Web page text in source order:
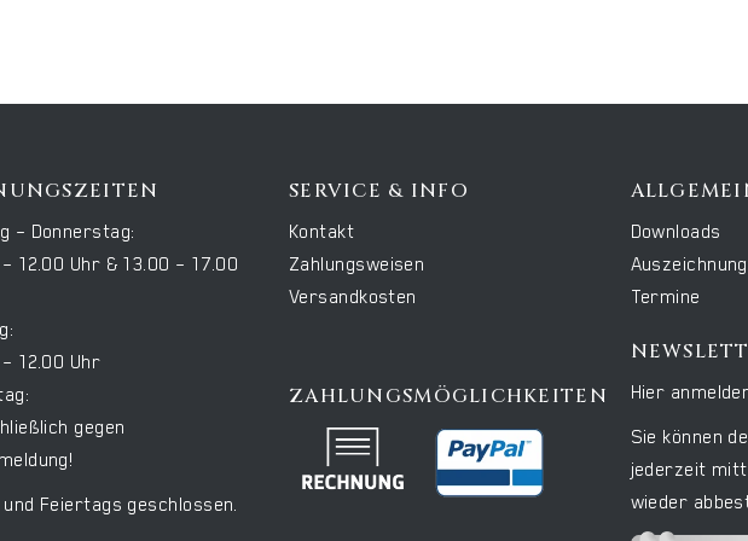
– Donnerstag:
12.00 Uhr & 13.00 – 17.00
12.00 Uhr
gegen
Feiertags geschlossen.
SERVICE & INFO
Kontakt
Zahlungsweisen
Versandkosten
ZAHLUNGSMÖGLICHKEITEN
Downloads
Termine
Hier
Sie können
jederzeit
wieder